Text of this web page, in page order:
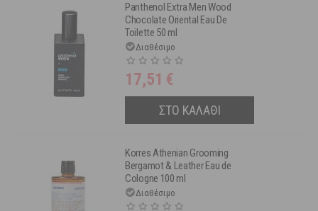
Panthenol Extra Men Wood
Chocolate Oriental Eau De
Toilette 50 ml
Διαθέσιμο
17,51 €
ΣΤΟ ΚΑΛΑΘΙ
Korres ​Athenian Grooming
Bergamot & Leather Eau de
Cologne 100 ml
Διαθέσιμο